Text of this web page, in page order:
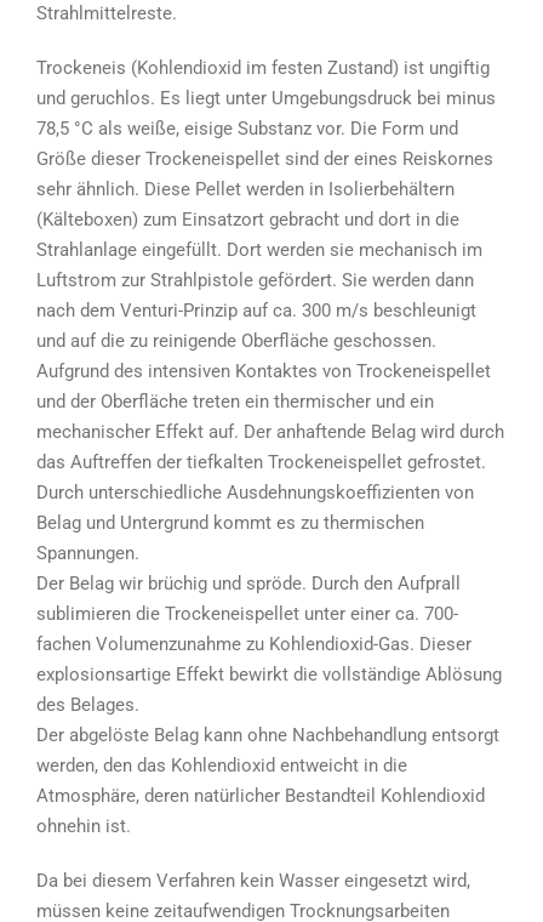
Strahlmittelreste.
Trockeneis (Kohlendioxid im festen Zustand) ist ungiftig
und geruchlos. Es liegt unter Umgebungsdruck bei minus
78,5 °C als weiße, eisige Substanz vor. Die Form und
Größe dieser Trockeneispellet sind der eines Reiskornes
sehr ähnlich. Diese Pellet werden in Isolierbehältern
(Kälteboxen) zum Einsatzort gebracht und dort in die
Strahlanlage eingefüllt. Dort werden sie mechanisch im
Luftstrom zur Strahlpistole gefördert. Sie werden dann
nach dem Venturi-Prinzip auf ca. 300 m/s beschleunigt
und auf die zu reinigende Oberfläche geschossen.
Aufgrund des intensiven Kontaktes von Trockeneispellet
und der Oberfläche treten ein thermischer und ein
mechanischer Effekt auf. Der anhaftende Belag wird durch
das Auftreffen der tiefkalten Trockeneispellet gefrostet.
Durch unterschiedliche Ausdehnungskoeffizienten von
Belag und Untergrund kommt es zu thermischen
Spannungen.
Der Belag wir brüchig und spröde. Durch den Aufprall
sublimieren die Trockeneispellet unter einer ca. 700-
fachen Volumenzunahme zu Kohlendioxid-Gas. Dieser
explosionsartige Effekt bewirkt die vollständige Ablösung
des Belages.
Der abgelöste Belag kann ohne Nachbehandlung entsorgt
werden, den das Kohlendioxid entweicht in die
Atmosphäre, deren natürlicher Bestandteil Kohlendioxid
ohnehin ist.
Da bei diesem Verfahren kein Wasser eingesetzt wird,
müssen keine zeitaufwendigen Trocknungsarbeiten